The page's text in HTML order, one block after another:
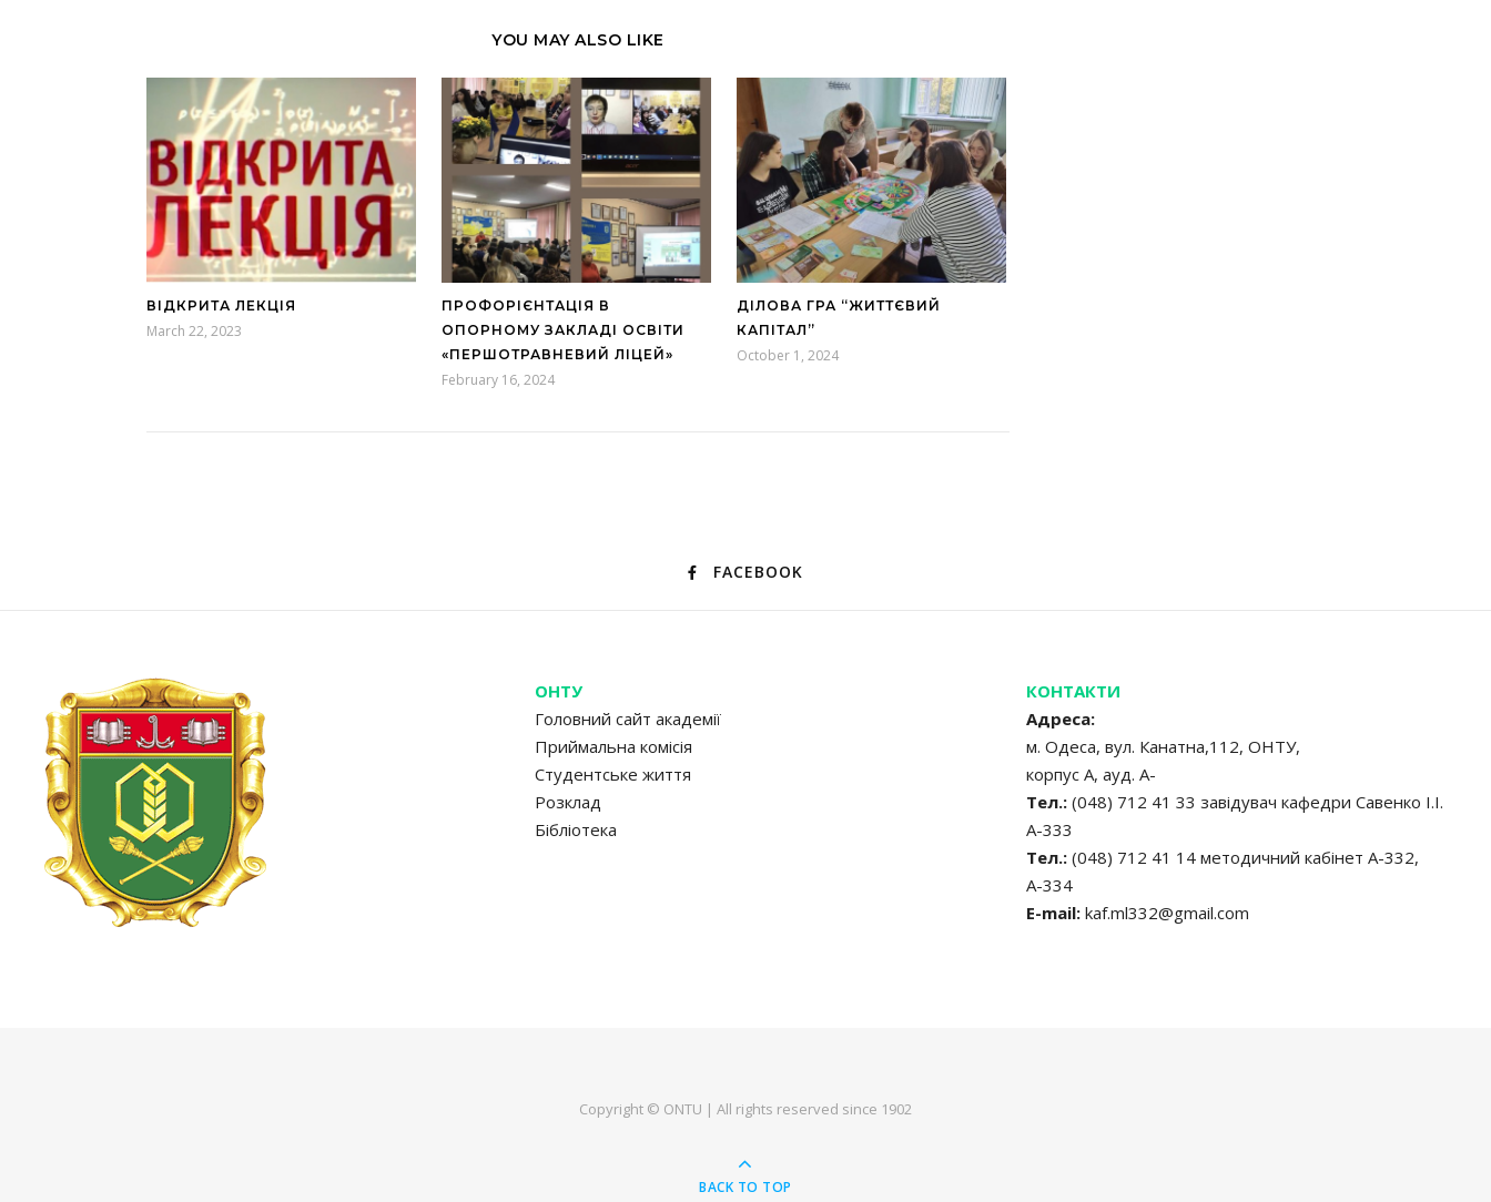
YOU MAY ALSO LIKE
ВІДКРИТА ЛЕКЦІЯ
March 22, 2023
ПРОФОРІЄНТАЦІЯ В
ОПОРНОМУ ЗАКЛАДІ ОСВІТИ
«ПЕРШОТРАВНЕВИЙ ЛІЦЕЙ»
February 16, 2024
ДІЛОВА ГРА “ЖИТТЄВИЙ
КАПІТАЛ”
October 1, 2024
FACEBOOK
ОНТУ
Головний сайт академії
Приймальна комісія
Студентське життя
Розклад
Бібліотека
КОНТАКТИ
Адреса:
м. Одеса, вул. Канатна,112, ОНТУ,
корпус А, ауд. А-
Тел.: (048) 712 41 33 завідувач кафедри Савенко І.І.
А-333
Тел.:(048) 712 41 14 методичний кабінет А-332,
А-334
E-mail:kaf.ml332@gmail.com
Copyright © ONTU | All rights reserved since 1902
BACK TO TOP